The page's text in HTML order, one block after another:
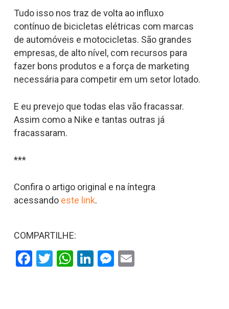
Tudo isso nos traz de volta ao influxo
contínuo de bicicletas elétricas com marcas
de automóveis e motocicletas. São grandes
empresas, de alto nível, com recursos para
fazer bons produtos e a força de marketing
necessária para competir em um setor lotado.
E eu prevejo que todas elas vão fracassar.
Assim como a Nike e tantas outras já
fracassaram.
***
Confira o artigo original e na íntegra
acessando este link.
COMPARTILHE:
Facebook
TwitterWhatsApp
LinkedIn
Messenger